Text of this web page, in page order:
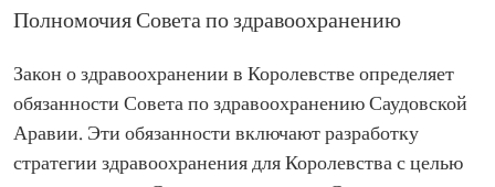
Полномочия Совета по здравоохранению
Закон о здравоохранении в Королевстве определяет
обязанности Совета по здравоохранению Саудовской
Аравии. Эти обязанности включают разработку
стратегии здравоохранения для Королевства с целью